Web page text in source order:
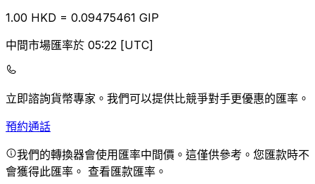
1.00 HKD = 0.09475461 GIP
中間市場匯率於 05:22 [UTC]
立即諮詢貨幣專家。 我們可以提供比競爭對手更優惠的匯率。
預約通話
我們的轉換器會使用匯率中間價。這僅供參考。您匯款時不
會獲得此匯率。 查看匯款匯率。